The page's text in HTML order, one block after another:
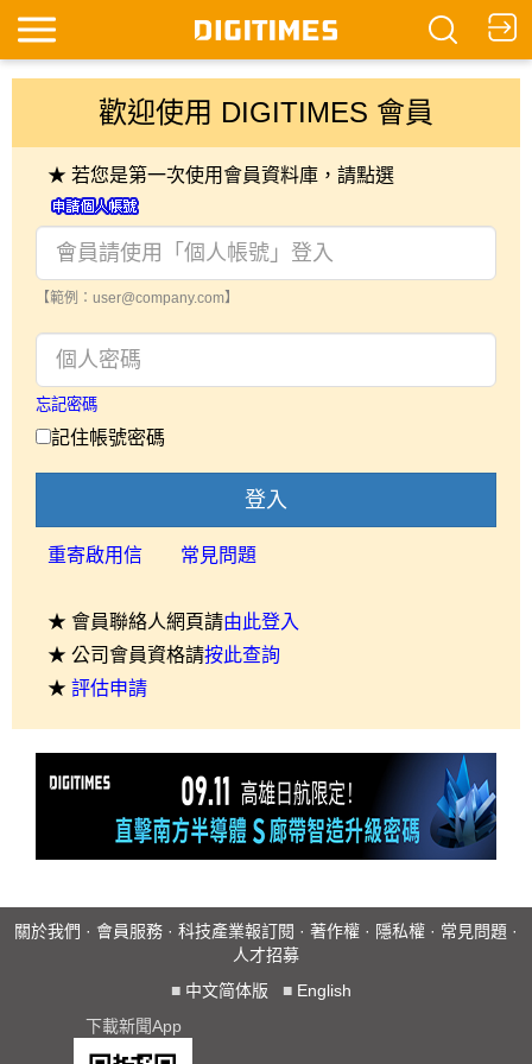
歡迎使用 DIGITIMES 會員
★ 若您是第一次使用會員資料庫，請點選
【範例：user@company.com】
忘記密碼
記住帳號密碼
登入
重寄啟用信 常見問題
★ 會員聯絡人網頁請由此登入
★ 公司會員資格請按此查詢
★ 評估申請
關於我們 · 會員服務 · 科技產業報訂閱 · 著作權 · 隱私權 · 常見問題 ·
人才招募
■ 中文简体版 ■ English
下載新聞App